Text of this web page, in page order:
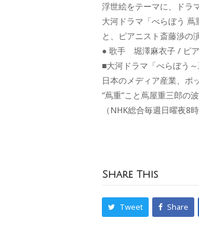
浮世絵をテーマに、ドラ
大河ドラマ「べらぼう
と、ピアニスト斎藤渉の
● 歌手 堀澤麻衣子 / ピ
■大河ドラマ「べらぼう～
日本のメディア産業、ポ
“蔦重”こと蔦屋重三郎の
（NHK総合毎週日曜夜8時
Share This
Tweet Share